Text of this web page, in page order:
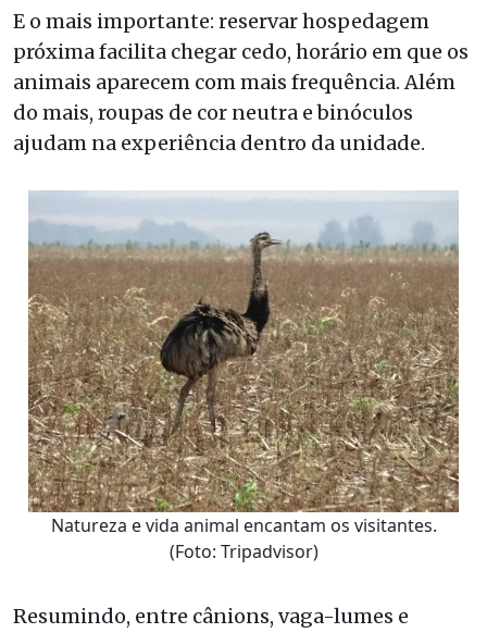
E o mais importante: reservar hospedagem
próxima facilita chegar cedo, horário em que os
animais aparecem com mais frequência. Além
do mais, roupas de cor neutra e binóculos
ajudam na experiência dentro da unidade.
Natureza e vida animal encantam os visitantes.
(Foto: Tripadvisor)
Resumindo, entre cânions, vaga-lumes e